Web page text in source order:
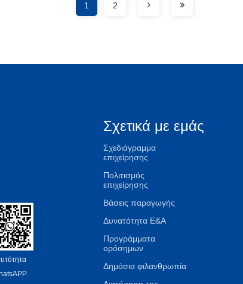
1 2
Σχετικά με εμάς
Σχεδιάγραμμα
επιχείρησης
Πολιτισμός
επιχείρησης
Βάσεις παραγωγής
Δυνατότητα Ε&Α
Προγράμματα
ορόσημων
Δημόσια φιλανθρωπία